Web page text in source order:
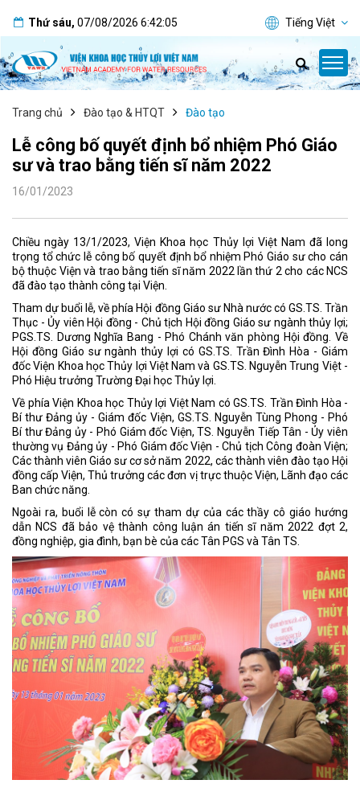
Thứ sáu, 07/08/2026 6:42:07 Tiếng Việt
Trang chủ Đào tạo & HTQT Đào tạo
Lễ công bố quyết định bổ nhiệm Phó Giáo
sư và trao bằng tiến sĩ năm 2022
16/01/2023
Chiều ngày 13/1/2023, Viện Khoa học Thủy lợi Việt Nam đã long
trọng tổ chức lễ công bố quyết định bổ nhiệm Phó Giáo sư cho cán
bộ thuộc Viện và trao bằng tiến sĩ năm 2022 lần thứ 2 cho các NCS
đã đào tạo thành công tại Viện.
Tham dự buổi lễ, về phía Hội đồng Giáo sư Nhà nước có GS.TS. Trần
Thục - Ủy viên Hội đồng - Chủ tịch Hội đồng Giáo sư ngành thủy lợi;
PGS.TS. Dương Nghĩa Bang - Phó Chánh văn phòng Hội đồng. Về
Hội đồng Giáo sư ngành thủy lợi có GS.TS. Trần Đình Hòa - Giám
đốc Viện Khoa học Thủy lợi Việt Nam và GS.TS. Nguyễn Trung Việt -
Phó Hiệu trưởng Trường Đại học Thủy lợi.
Về phía Viện Khoa học Thủy lợi Việt Nam có GS.TS. Trần Đình Hòa -
Bí thư Đảng ủy - Giám đốc Viện, GS.TS. Nguyễn Tùng Phong - Phó
Bí thư Đảng ủy - Phó Giám đốc Viện, TS. Nguyễn Tiếp Tân - Ủy viên
thường vụ Đảng ủy - Phó Giám đốc Viện - Chủ tịch Công đoàn Viện;
Các thành viên Giáo sư cơ sở năm 2022, các thành viên đào tạo Hội
đồng cấp Viện, Thủ trưởng các đơn vị trực thuộc Viện, Lãnh đạo các
Ban chức năng.
Ngoài ra, buổi lễ còn có sự tham dự của các thầy cô giáo hướng
dẫn NCS đã bảo vệ thành công luận án tiến sĩ năm 2022 đợt 2,
đồng nghiệp, gia đình, bạn bè của các Tân PGS và Tân TS.